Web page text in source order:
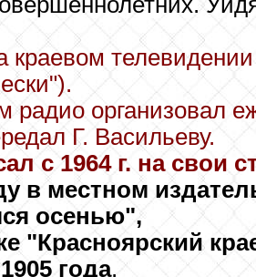
краевом
радио организовал
Г. Васильеву.
с 1964 г. на свои
в местном
осенью",
"Красноярский
года.